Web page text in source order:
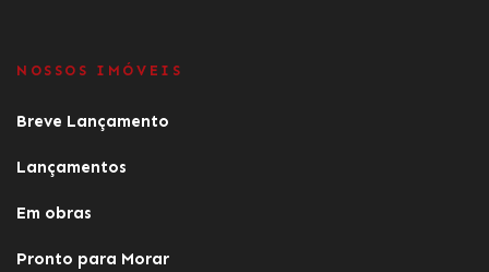
NOSSOS IMÓVEIS
Breve Lançamento
Lançamentos
Em obras
Pronto para Morar